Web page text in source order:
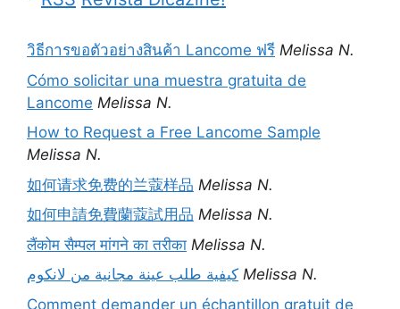
วิธีการขอตัวอย่างสินค้า Lancome ฟรี Melissa N.
Cómo solicitar una muestra gratuita de
Lancome Melissa N.
How to Request a Free Lancome Sample
Melissa N.
如何请求免费的兰蔻样品 Melissa N.
如何申請免費蘭蔻試用品 Melissa N.
लैंकोम सैम्पल मांगने का तरीका Melissa N.
كيفية طلب عينة مجانية من لانكوم Melissa N.
Comment demander un échantillon gratuit de